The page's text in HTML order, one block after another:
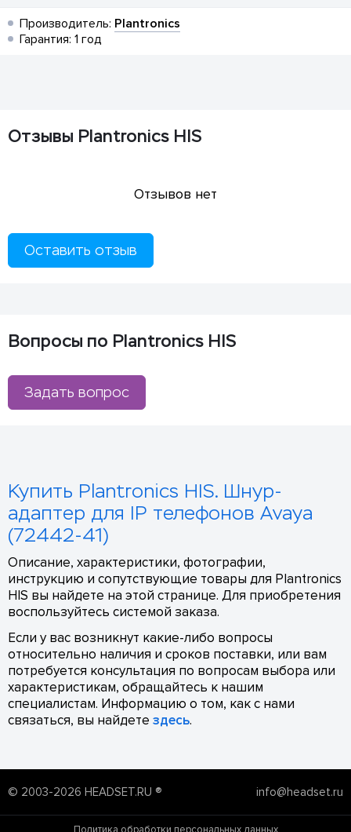
Производитель: Plantronics
Гарантия: 1 год
Отзывы Plantronics HIS
Отзывов нет
Оставить отзыв
Вопросы по Plantronics HIS
Задать вопрос
Купить Plantronics HIS. Шнур-
адаптер для IP телефонов Avaya
(72442-41)
Описание, характеристики, фотографии,
инструкцию и сопутствующие товары для Plantronics
HIS вы найдете на этой странице. Для приобретения
воспользуйтесь системой заказа.
Если у вас возникнут какие-либо вопросы
относительно наличия и сроков поставки, или вам
потребуется консультация по вопросам выбора или
характеристикам, обращайтесь к нашим
специалистам. Информацию о том, как с нами
связаться, вы найдете здесь.
© 2003-2026 HEADSET.RU ® info@headset.ru
Политика обработки персональных данных